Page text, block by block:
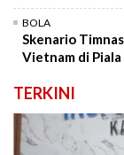
BOLA
Skenario
Vietnam di
TERKINI